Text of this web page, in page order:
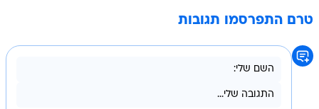
טרם התפרסמו תגובות